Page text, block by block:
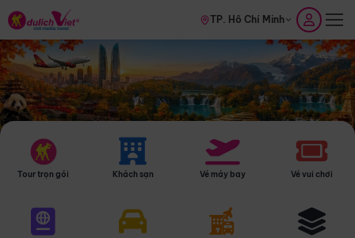
TP. Hồ Chí Minh
Tour trọn gói Khách sạn Vé máy bay Vé vui chơi